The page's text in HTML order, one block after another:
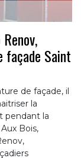
façade Saint
de façade, il
la
pendant la
Bois,